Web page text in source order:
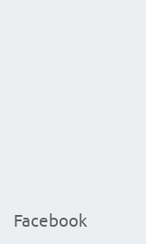
Facebook